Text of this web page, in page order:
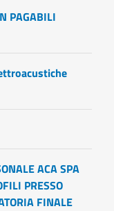
PAGABILI
ACA SPA
PRESSO
FINALE